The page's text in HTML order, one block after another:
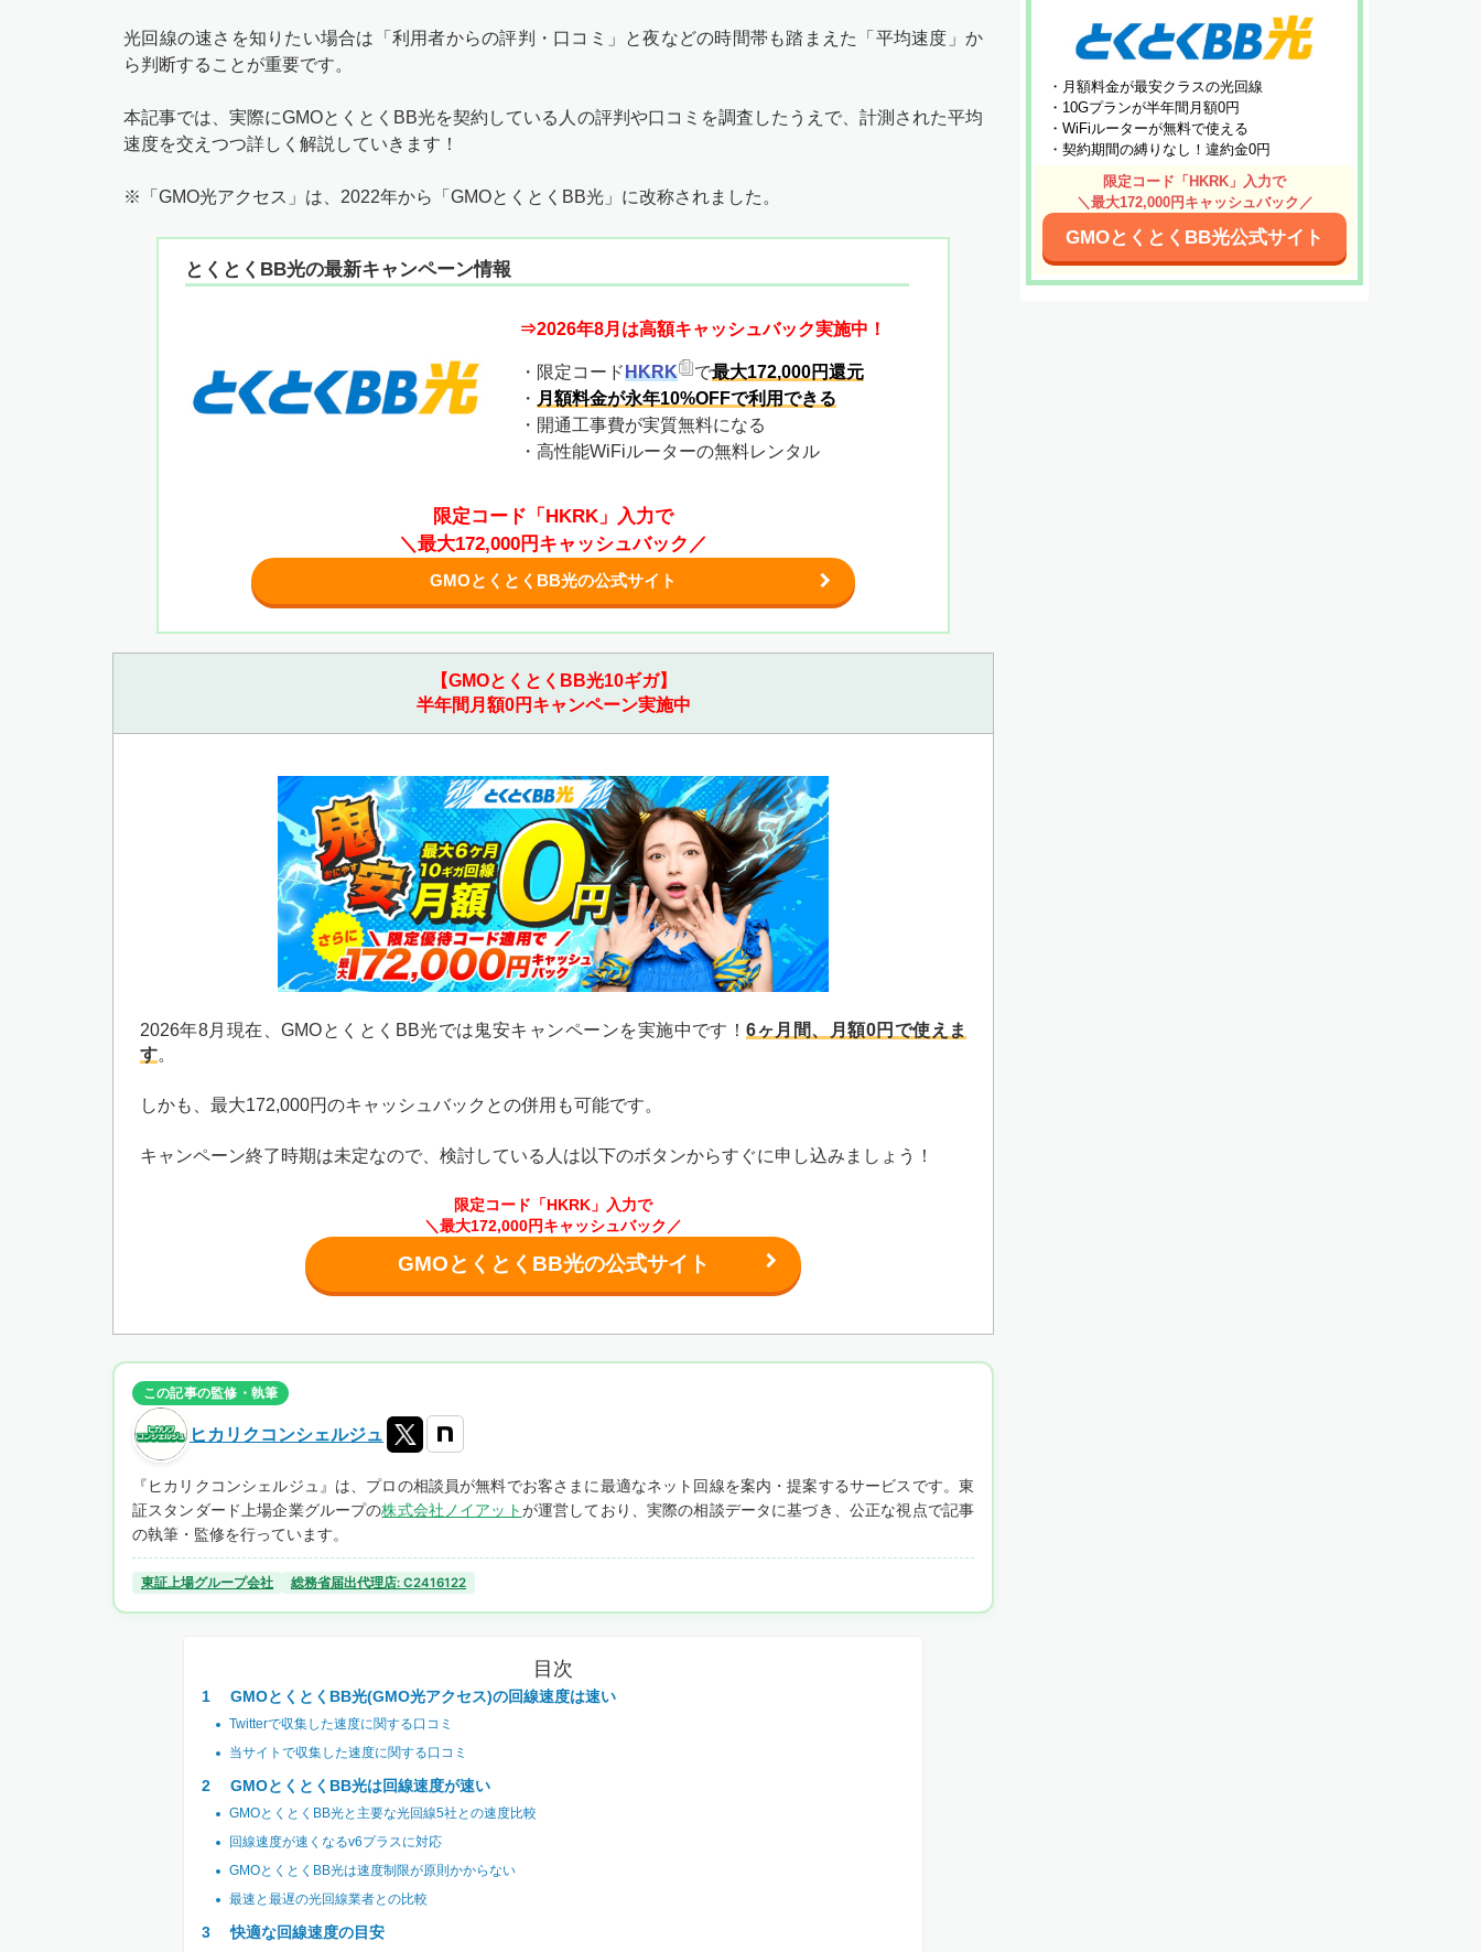
光回線の速さを知りたい場合は「利用者からの評判・口コミ」と夜などの時間帯も踏まえた「平均速度」か
ら判断することが重要です。
本記事では、実際にGMOとくとくBB光を契約している人の評判や口コミを調査したうえで、計測された平均
速度を交えつつ詳しく解説していきます！
※「GMO光アクセス」は、2022年から「GMOとくとくBB光」に改称されました。
とくとくBB光の最新キャンペーン情報
⇒2026年8月は高額キャッシュバック実施中！
・限定コードHKRK で最大172,000円還元
・ 月額料金が永年10%OFFで利用できる
・開通工事費が実質無料になる
・高性能WiFiルーターの無料レンタル
限定コード「HKRK」入力で
＼最大172,000円キャッシュバック／
GMOとくとくBB光の公式サイト
【GMOとくとくBB光10ギガ】
半年間月額0円キャンペーン実施中
2026年8月現在、GMOとくとくBB光では鬼安キャンペーンを実施中です！6ヶ月間、月額0円で使えま
す。
しかも、最大172,000円のキャッシュバックとの併用も可能です。
キャンペーン終了時期は未定なので、検討している人は以下のボタンからすぐに申し込みましょう！
限定コード「HKRK」入力で
＼最大172,000円キャッシュバック／
GMOとくとくBB光の公式サイト
この記事の監修・執筆
ヒカリクコンシェルジュ
『ヒカリクコンシェルジュ』は、プロの相談員が無料でお客さまに最適なネット回線を案内・提案するサービスです。東
証スタンダード上場企業グループの株式会社ノイアットが運営しており、実際の相談データに基づき、公正な視点で記事
の執筆・監修を行っています。
東証上場グループ会社 総務省届出代理店: C2416122
目次
GMOとくとくBB光(GMO光アクセス)の回線速度は速い
Twitterで収集した速度に関する口コミ
当サイトで収集した速度に関する口コミ
GMOとくとくBB光は回線速度が速い
GMOとくとくBB光と主要な光回線5社との速度比較
回線速度が速くなるv6プラスに対応
GMOとくとくBB光は速度制限が原則かからない
最速と最遅の光回線業者との比較
快適な回線速度の目安
・月額料金が最安クラスの光回線
・10Gプランが半年間月額0円
・WiFiルーターが無料で使える
・契約期間の縛りなし！違約金0円
限定コード「HKRK」入力で
＼最大172,000円キャッシュバック／
GMOとくとくBB光公式サイト